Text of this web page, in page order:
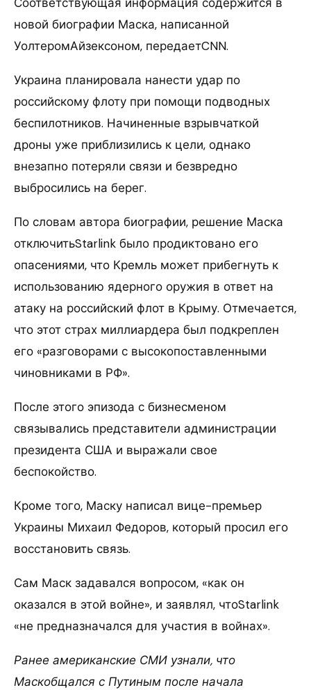
новой биографии Маска, написанной
УолтеромАйзексоном, передаетCNN.
Украина планировала нанести удар по
российскому флоту при помощи подводных
беспилотников. Начиненные взрывчаткой
дроны уже приблизились к цели, однако
внезапно потеряли связи и безвредно
выбросились на берег.
По словам автора биографии, решение Маска
отключитьStarlink было продиктовано его
опасениями, что Кремль может прибегнуть к
использованию ядерного оружия в ответ на
атаку на российский флот в Крыму. Отмечается,
что этот страх миллиардера был подкреплен
его «разговорами с высокопоставленными
чиновниками в РФ».
После этого эпизода с бизнесменом
связывались представители администрации
президента США и выражали свое
беспокойство.
Кроме того, Маску написал вице-премьер
Украины Михаил Федоров, который просил его
восстановить связь.
Сам Маск задавался вопросом, «как он
оказался в этой войне», и заявлял, чтоStarlink
«не предназначался для участия в войнах».
Ранее американские СМИ узнали, что
Маскобщался с Путиным после начала